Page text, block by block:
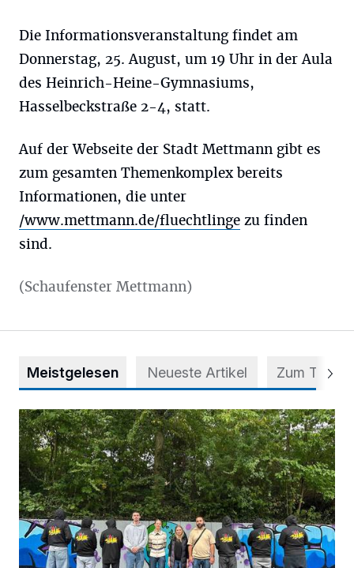
Die Informationsveranstaltung findet am
Donnerstag, 25. August, um 19 Uhr in der Aula
des Heinrich-Heine-Gymnasiums,
Hasselbeckstraße 2-4, statt.
Auf der Webseite der Stadt Mettmann gibt es
zum gesamten Themenkomplex bereits
Informationen, die unter
/www.mettmann.de/fluechtlinge zu finden
sind.
(Schaufenster Mettmann)
Meistgelesen Neueste Artikel Zum Thema
Aus Grau wird Haltung